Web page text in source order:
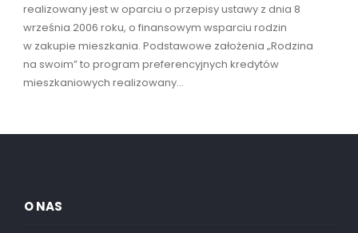
realizowany jest w oparciu o przepisy ustawy z dnia 8
września 2006 roku, o finansowym wsparciu rodzin
w zakupie mieszkania. Podstawowe założenia „Rodzina
na swoim” to program preferencyjnych kredytów
mieszkaniowych realizowany...
O NAS